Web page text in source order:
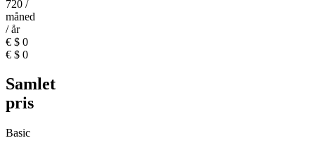
720 /
måned
/ år
€ $ 0
€ $ 0
Samlet
pris
Basic